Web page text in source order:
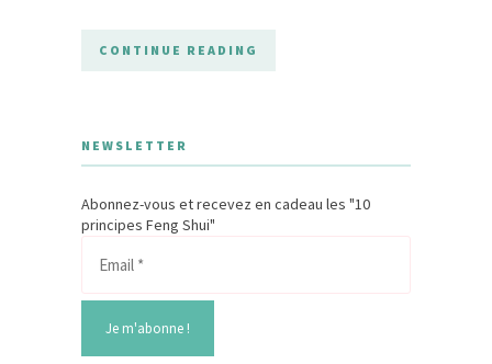
CONTINUE READING
NEWSLETTER
Abonnez-vous et recevez en cadeau les "10
principes Feng Shui"